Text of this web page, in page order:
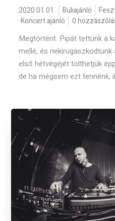
2020.01.01. Buliajánló
Koncert ajánló
0
Megtörtént. Pipát tettünk a
mellé, és
első hétvégéjét tölthetjük
de ha mégsem ezt tennénk,